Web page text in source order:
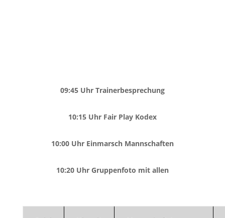
09:45 Uhr Trainerbesprechung
10:15 Uhr Fair Play Kodex
10:00 Uhr Einmarsch Mannschaften
10:20 Uhr Gruppenfoto mit allen